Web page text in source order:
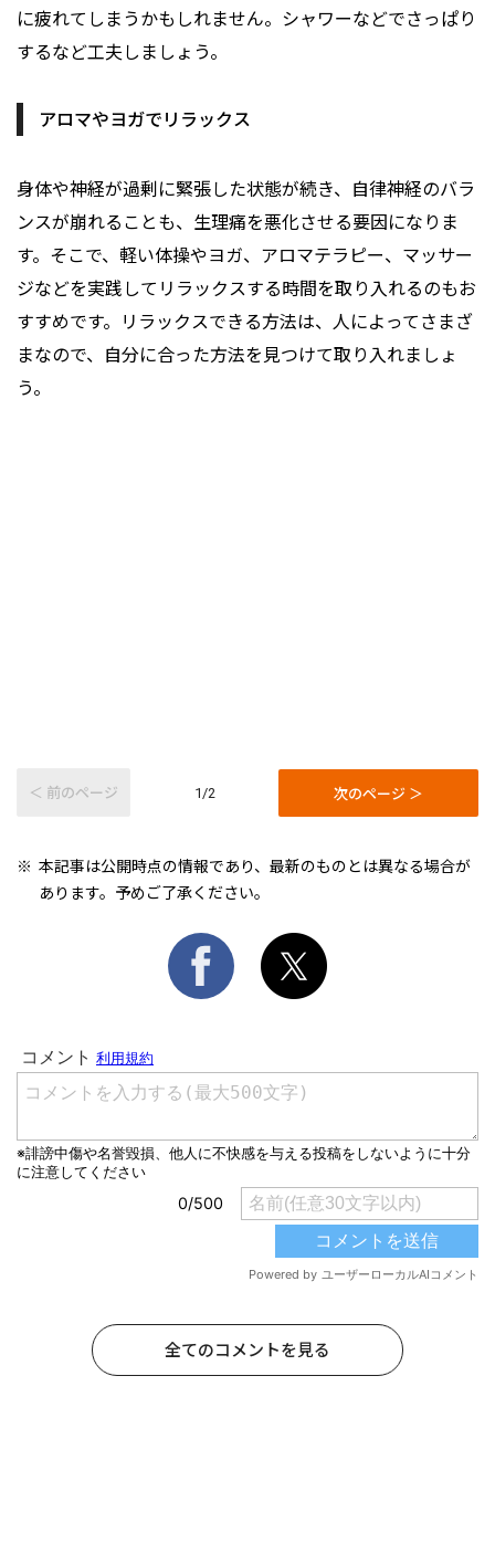
に疲れてしまうかもしれません。シャワーなどでさっぱり
するなど工夫しましょう。
アロマやヨガでリラックス
身体や神経が過剰に緊張した状態が続き、自律神経のバラ
ンスが崩れることも、生理痛を悪化させる要因になりま
す。そこで、軽い体操やヨガ、アロマテラピー、マッサー
ジなどを実践してリラックスする時間を取り入れるのもお
すすめです。リラックスできる方法は、人によってさまざ
まなので、自分に合った方法を見つけて取り入れましょ
う。
＜ 前のページ 1/2 次のページ ＞
本記事は公開時点の情報であり、最新のものとは異なる場合が
あります。予めご了承ください。
全てのコメントを見る